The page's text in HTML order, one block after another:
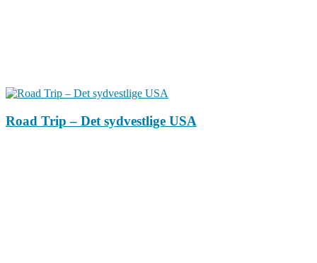
Road Trip – Det sydvestlige USA